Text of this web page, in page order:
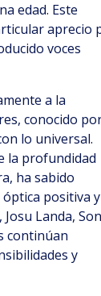
edad. Este
aprecio
voces
a la
conocido
lo universal.
la profundidad
ha sabido
positiva y
Landa,
continúan
y